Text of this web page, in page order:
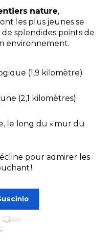
nature,
les plus jeunes se
splendides points de
environnement.
(1,9 kilomètre)
(2,1 kilomètres)
le long du « mur du
pour admirer les
!